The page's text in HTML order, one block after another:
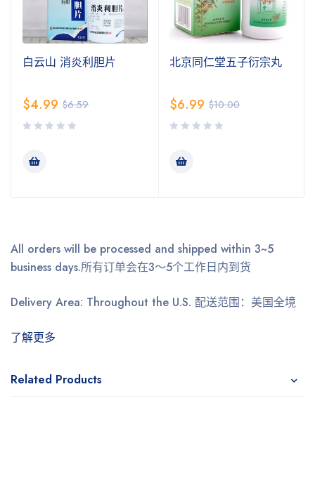
白云山 消炎利胆片
$6.59
$4.99
北京同仁堂五子衍宗丸
$10.00
$6.99
All orders will be processed and shipped within 3~5
business days.所有订单会在3～5个工作日内到货
Delivery Area: Throughout the U.S. 配送范围：美国全境
了解更多
Related Products